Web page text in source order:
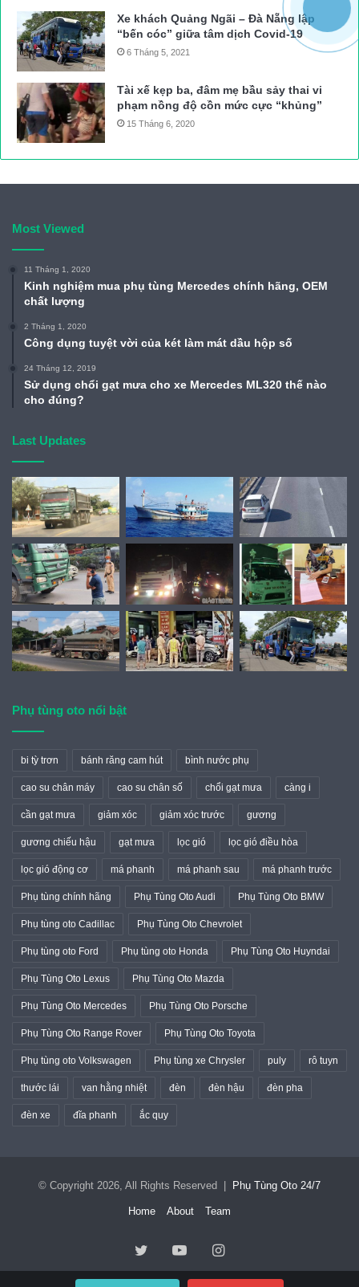
Xe khách Quảng Ngãi – Đà Nẵng lập
“bến cóc” giữa tâm dịch Covid-19
6 Tháng 5, 2021
Tài xế kẹp ba, đâm mẹ bầu sảy thai vi
phạm nồng độ cồn mức cực “khủng”
15 Tháng 6, 2020
Most Viewed
11 Tháng 1, 2020
Kinh nghiệm mua phụ tùng Mercedes chính hãng, OEM
chất lượng
2 Tháng 1, 2020
Công dụng tuyệt vời của két làm mát dầu hộp số
24 Tháng 12, 2019
Sử dụng chổi gạt mưa cho xe Mercedes ML320 thế nào
cho đúng?
Last Updates
Phụ tùng oto nổi bật
bi tỳ trơn bánh răng cam hút bình nước phụ
cao su chân máy cao su chân số chổi gạt mưa càng i
cần gạt mưa giảm xóc giảm xóc trước gương
gương chiếu hậu gạt mưa lọc gió lọc gió điều hòa
lọc gió động cơ má phanh má phanh sau má phanh trước
Phụ tùng chính hãng Phụ Tùng Oto Audi Phụ Tùng Oto BMW
Phụ tùng oto Cadillac Phụ Tùng Oto Chevrolet
Phụ tùng oto Ford Phụ tùng oto Honda Phụ Tùng Oto Huyndai
Phụ Tùng Oto Lexus Phụ Tùng Oto Mazda
Phụ Tùng Oto Mercedes Phụ Tùng Oto Porsche
Phụ Tùng Oto Range Rover Phụ Tùng Oto Toyota
Phụ tùng oto Volkswagen Phụ tùng xe Chrysler puly rô tuyn
thước lái van hằng nhiệt đèn đèn hậu đèn pha
đèn xe đĩa phanh ắc quy
© Copyright 2026, All Rights Reserved | Phụ Tùng Oto 24/7
Home About Team
TwitterYouTubeInstagram